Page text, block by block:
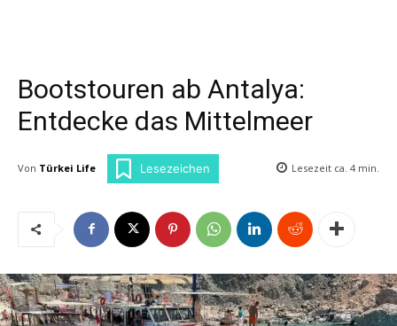
Bootstouren ab Antalya:
Entdecke das Mittelmeer
Von Türkei Life Lesezeichen Lesezeit ca. 4 min.